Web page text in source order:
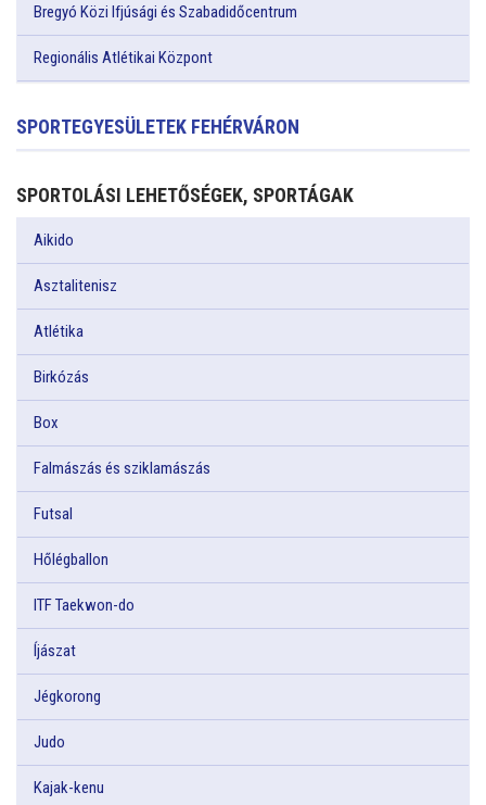
Bregyó Közi Ifjúsági és Szabadidőcentrum
Regionális Atlétikai Központ
SPORTEGYESÜLETEK FEHÉRVÁRON
SPORTOLÁSI LEHETŐSÉGEK, SPORTÁGAK
Aikido
Asztalitenisz
Atlétika
Birkózás
Box
Falmászás és sziklamászás
Futsal
Hőlégballon
ITF Taekwon-do
Íjászat
Jégkorong
Judo
Kajak-kenu